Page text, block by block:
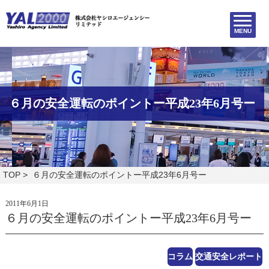
MENU
６月の安全運転のポイントー平成23年6月号ー
TOP > ６月の安全運転のポイントー平成23年6月号ー
2011年6月1日
６月の安全運転のポイントー平成23年6月号ー
コラム 交通安全レポート